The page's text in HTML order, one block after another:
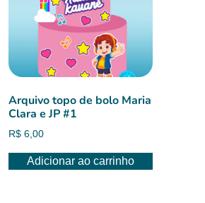
Arquivo topo de bolo Maria
Clara e JP #1
R$ 6,00
Adicionar ao carrinho